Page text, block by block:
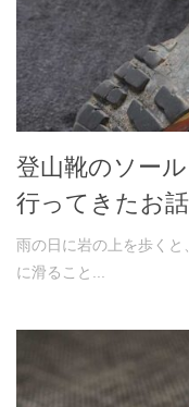
登山靴のソー
行ってきたお話
雨の日に岩の上を歩く
に滑ること...